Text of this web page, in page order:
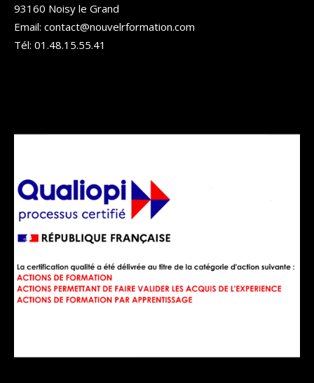
93160 Noisy le Grand
Email: contact@nouvelrformation.com
Tél: 01.48.15.55.41